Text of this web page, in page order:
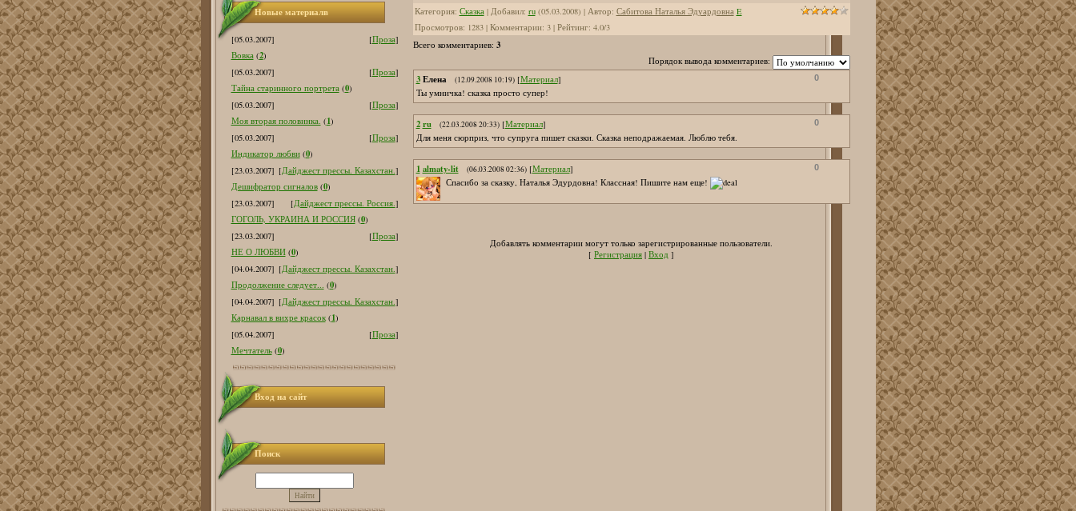
Новые материалв
[05.03.2007] [Проза]
Вовка (2)
[05.03.2007]
[Проза]
Тайна старинного портрета (0)
[05.03.2007]
[Проза]
Моя вторая половинка. (1)
[05.03.2007]
[Проза]
Индикатор любви (0)
[23.03.2007] [Дайджест прессы. Казахстан.]
Дешифратор сигналов (0)
[23.03.2007]
[Дайджест прессы. Россия.]
ГОГОЛЬ, УКРАИНА И РОССИЯ (0)
[23.03.2007]
[Проза]
НЕ О ЛЮБВИ (0)
[04.04.2007] [Дайджест прессы. Казахстан.]
Продолжение следует... (0)
[04.04.2007] [Дайджест прессы. Казахстан.]
Карнавал в вихре красок (1)
[05.04.2007]
[Проза]
Мечтатель (0)
Вход на сайт
Поиск
Категория: Сказка | Добавил: ru(05.03.2008) | Автор: Сабитова Наталья Эдуардовна E
Просмотров: 1283 | Комментарии: 3 | Рейтинг: 4.0/3
Всего комментариев: 3
Порядок вывода комментариев:
0
3 Елена (12.09.2008 10:19)[Материал]
Ты умничка! сказка просто супер!
0
2 ru (22.03.2008 20:33)[Материал]
Для меня сюрприз, что супруга пишет сказки. Сказка неподражаемая. Люблю тебя.
0
1 almaty-lit (06.03.2008 02:36)[Материал]
Спасибо за сказку, Наталья Эдурдовна! Классная! Пишите нам еще!
Добавлять комментарии могут только зарегистрированные пользователи.
[ Регистрация | Вход ]